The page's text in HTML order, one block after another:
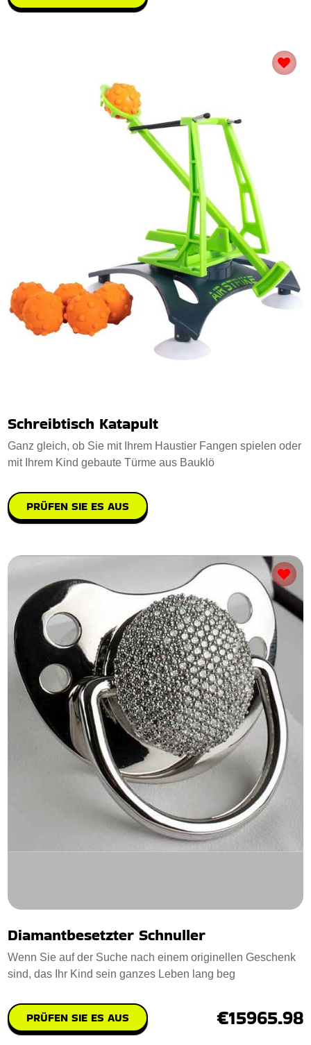
Schreibtisch Katapult
Ganz gleich, ob Sie mit Ihrem Haustier Fangen spielen oder
mit Ihrem Kind gebaute Türme aus Bauklö
PRÜFEN SIE ES AUS
Diamantbesetzter Schnuller
Wenn Sie auf der Suche nach einem originellen Geschenk
sind, das Ihr Kind sein ganzes Leben lang beg
PRÜFEN SIE ES AUS €15965.98